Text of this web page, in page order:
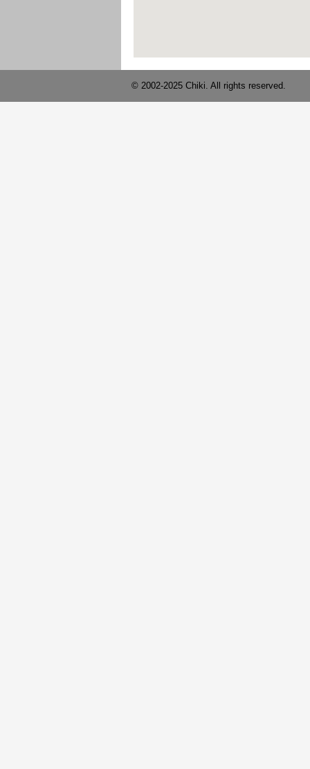
© 2002-2025 Chiki. All rights reserved.